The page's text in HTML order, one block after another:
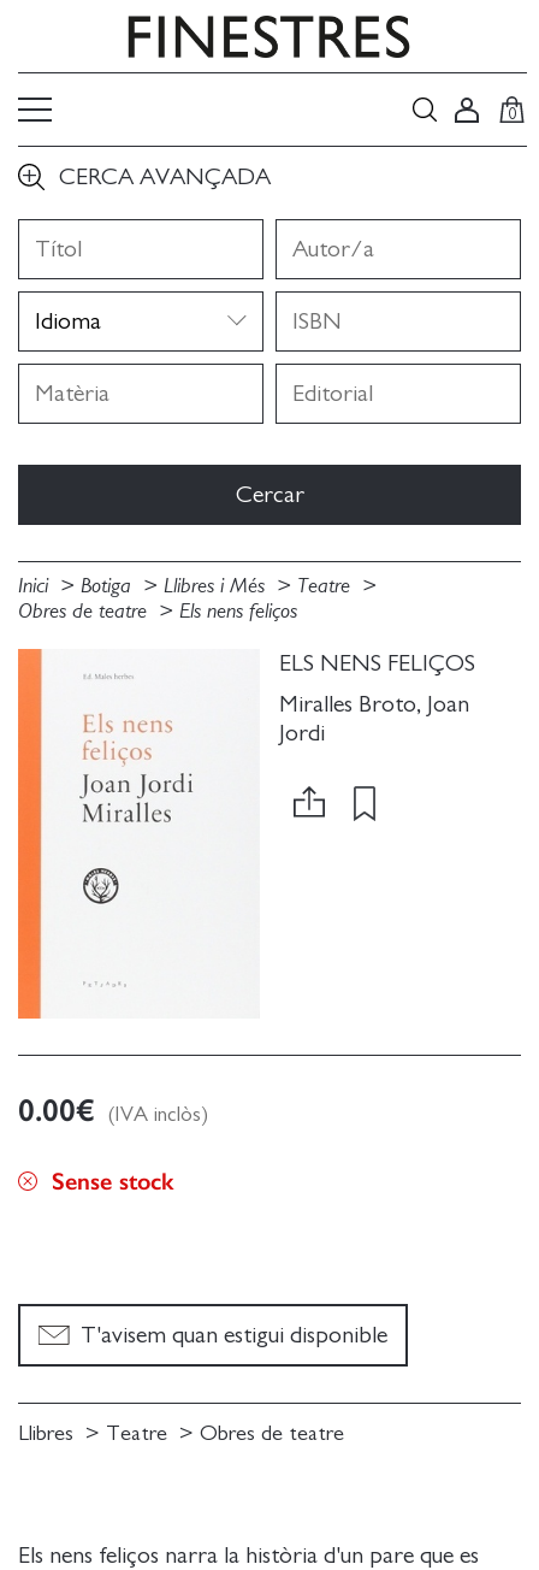
0
CERCA AVANÇADA
Inici Botiga Llibres i Més
Teatre
Obres de teatre
Els nens feliços
ELS NENS FELIÇOS
Miralles Broto, Joan
Jordi
Els nens feliços narra la història d'un pare que es
0.00€ (IVA inclòs)
Sense stock
T'avisem quan estigui disponible
Llibres Teatre Obres de teatre